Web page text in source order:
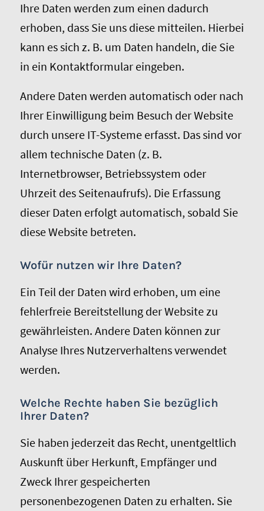
Ihre Daten werden zum einen dadurch
erhoben, dass Sie uns diese mitteilen. Hierbei
kann es sich z. B. um Daten handeln, die Sie
in ein Kontaktformular eingeben.
Andere Daten werden automatisch oder nach
Ihrer Einwilligung beim Besuch der Website
durch unsere IT-Systeme erfasst. Das sind vor
allem technische Daten (z. B.
Internetbrowser, Betriebssystem oder
Uhrzeit des Seitenaufrufs). Die Erfassung
dieser Daten erfolgt automatisch, sobald Sie
diese Website betreten.
Wofür nutzen wir Ihre Daten?
Ein Teil der Daten wird erhoben, um eine
fehlerfreie Bereitstellung der Website zu
gewährleisten. Andere Daten können zur
Analyse Ihres Nutzerverhaltens verwendet
werden.
Welche Rechte haben Sie bezüglich
Ihrer Daten?
Sie haben jederzeit das Recht, unentgeltlich
Auskunft über Herkunft, Empfänger und
Zweck Ihrer gespeicherten
personenbezogenen Daten zu erhalten. Sie